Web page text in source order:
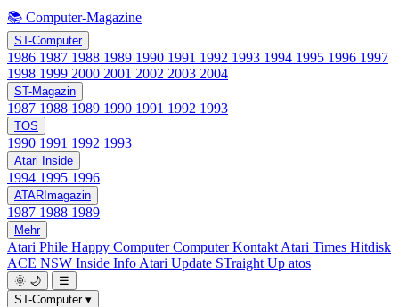
📚 Computer-Magazine
ST-Computer
1986 1987 1988 1989 1990 1991 1992 1993 1994 1995 1996 1997
1998 1999 2000 2001 2002 2003 2004
ST-Magazin
1987 1988 1989 1990 1991 1992 1993
TOS
1990 1991 1992 1993
Atari Inside
1994 1995 1996
ATARImagazin
1987 1988 1989
Mehr
Atari Phile Happy ComputerComputer Kontakt Atari Times Hitdisk
ACE NSW Inside Info Atari Update STraight Up atos
🌞 🌙
☰
ST-Computer ▾